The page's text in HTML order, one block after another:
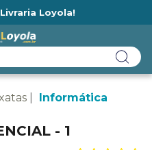
Loyola!
Informática
- 1